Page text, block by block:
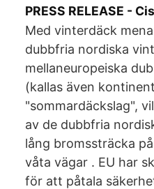
PRESS RELEASE -
Med vinterdäck
dubbfria nordiska
mellaneuropeiska
(kallas även
"sommardäckslag",
av de dubbfria
lång bromssträcka
våta vägar . EU har
för att påtala